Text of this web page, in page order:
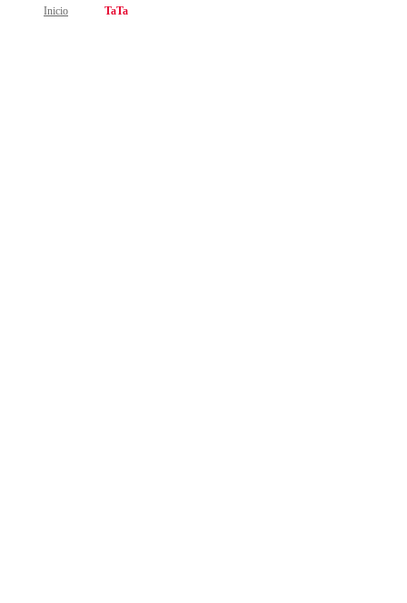
Inicio TaTa